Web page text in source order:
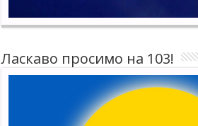
Ласкаво просимо на 103!